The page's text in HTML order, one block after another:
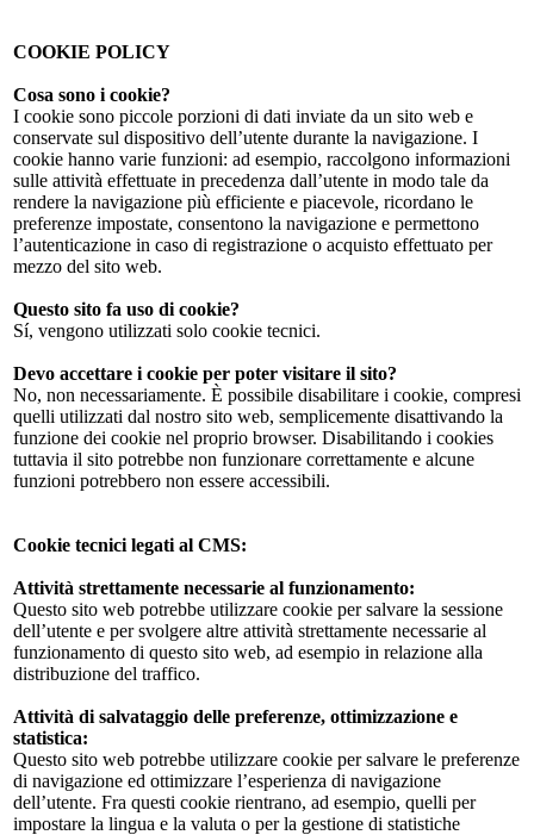
COOKIE POLICY
Cosa sono i cookie?
I cookie sono piccole porzioni di dati inviate da un sito web e
conservate sul dispositivo dell’utente durante la navigazione. I
cookie hanno varie funzioni: ad esempio, raccolgono informazioni
sulle attività effettuate in precedenza dall’utente in modo tale da
rendere la navigazione più efficiente e piacevole, ricordano le
preferenze impostate, consentono la navigazione e permettono
l’autenticazione in caso di registrazione o acquisto effettuato per
mezzo del sito web.
Questo sito fa uso di cookie?
Sí, vengono utilizzati solo cookie tecnici.
Devo accettare i cookie per poter visitare il sito?
No, non necessariamente. È possibile disabilitare i cookie, compresi
quelli utilizzati dal nostro sito web, semplicemente disattivando la
funzione dei cookie nel proprio browser. Disabilitando i cookies
tuttavia il sito potrebbe non funzionare correttamente e alcune
funzioni potrebbero non essere accessibili.
Cookie tecnici legati al CMS:
Attività strettamente necessarie al funzionamento:
Questo sito web potrebbe utilizzare cookie per salvare la sessione
dell’utente e per svolgere altre attività strettamente necessarie al
funzionamento di questo sito web, ad esempio in relazione alla
distribuzione del traffico.
Attività di salvataggio delle preferenze, ottimizzazione e
statistica:
Questo sito web potrebbe utilizzare cookie per salvare le preferenze
di navigazione ed ottimizzare l’esperienza di navigazione
dell’utente. Fra questi cookie rientrano, ad esempio, quelli per
impostare la lingua e la valuta o per la gestione di statistiche